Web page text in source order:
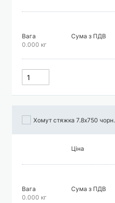
Вага
0.000 кг
Сума з ПДВ
Хомут стяжка 7.8х750 чорн.
Ціна
Вага
0.000 кг
Сума з ПДВ